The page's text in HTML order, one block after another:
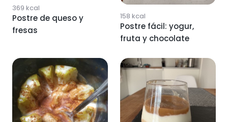
369 kcal
Postre de queso y
fresas
158 kcal
Postre fácil: yogur,
fruta y chocolate